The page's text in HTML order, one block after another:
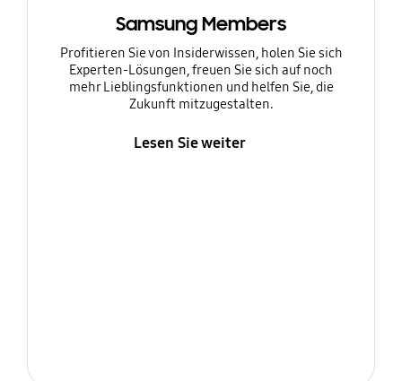
Samsung Members
Profitieren Sie von Insiderwissen, holen Sie sich
Experten-Lösungen, freuen Sie sich auf noch
mehr Lieblingsfunktionen und helfen Sie, die
Zukunft mitzugestalten.
Lesen Sie weiter